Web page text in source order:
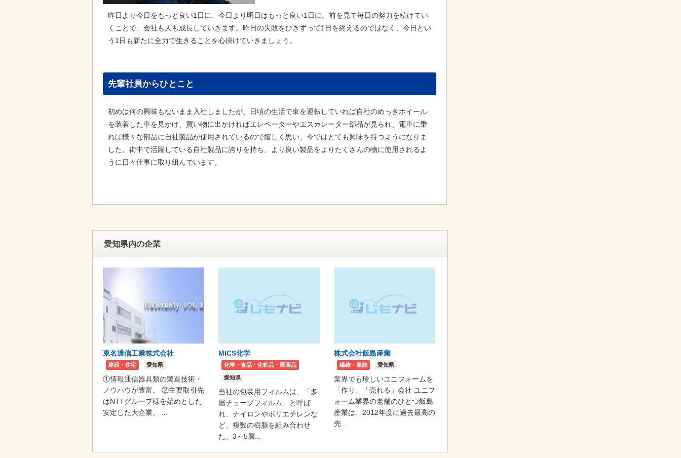
昨日より今日をもっと良い1日に、今日より明日はもっと良い1日に。前を見て毎日の努力を続けてい
くことで、会社も人も成長していきます。昨日の失敗をひきずって1日を終えるのではなく、今日とい
う1日も新たに全力で生きることを心掛けていきましょう。
先輩社員からひとこと
初めは何の興味もないまま入社しましたが、日頃の生活で車を運転していれば自社のめっきホイール
を装着した車を見かけ、買い物に出かければエレベーターやエスカレーター部品が見られ、電車に乗
れば様々な部品に自社製品が使用されているので嬉しく思い、今ではとても興味を持つようになりま
した。街中で活躍している自社製品に誇りを持ち、より良い製品をよりたくさんの物に使用されるよ
うに日々仕事に取り組んでいます。
愛知県内の企業
東名通信工業株式会社
建設・住宅 愛知県
①情報通信器具類の製造技術・
ノウハウが豊富。 ②主要取引先
はNTTグループ様を始めとした
安定した大企業。 ...
MICS化学
化学・食品・化粧品・医薬品
愛知県
当社の包装用フィルムは、「多
層チューブフィルム」と呼ば
れ、ナイロンやポリエチレンな
ど、複数の樹脂を組み合わせ
た、3～5層...
株式会社飯島産業
繊維・服飾 愛知県
業界でも珍しいユニフォームを
「作り」「売れる」会社 ユニフ
ォーム業界の老舗のひとつ飯島
産業は、2012年度に過去最高の
売...